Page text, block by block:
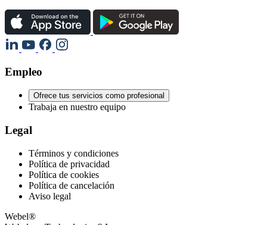
Empleo
Ofrece tus servicios como profesional
Trabaja en nuestro equipo
Legal
Términos y condiciones
Política de privacidad
Política de cookies
Política de cancelación
Aviso legal
Webel®